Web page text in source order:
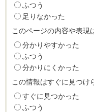
ふつう
足りなかった
このページの内容や表現
分かりやすかった
ふつう
分かりにくかった
この情報はすぐに見つけ
すぐに見つかった
ふつう